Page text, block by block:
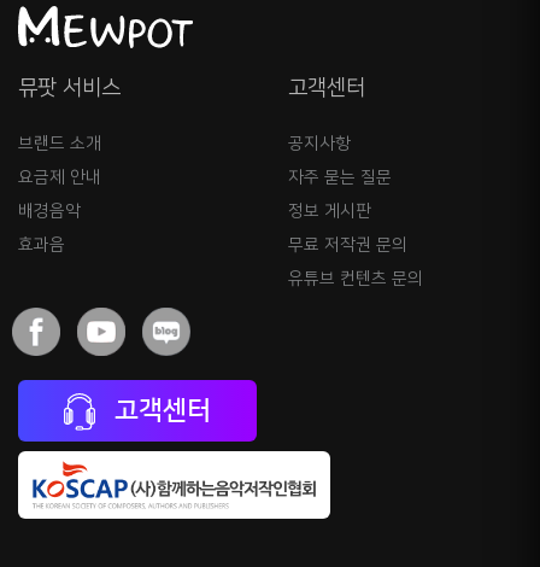
뮤팟 서비스
브랜드 소개
요금제 안내
배경음악
효과음
고객센터
공지사항
자주 묻는 질문
정보 게시판
무료 저작권 문의
유튜브 컨텐츠 문의
고객센터